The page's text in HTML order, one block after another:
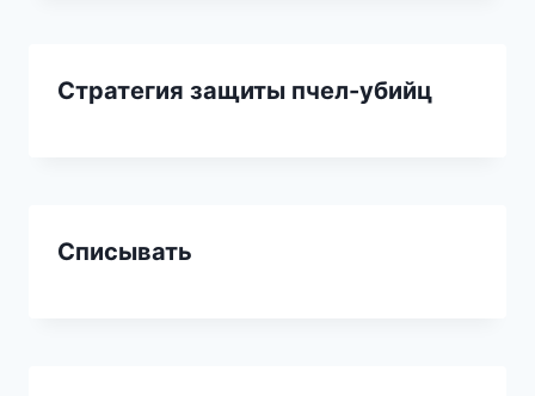
Стратегия защиты пчел-убийц
Списывать